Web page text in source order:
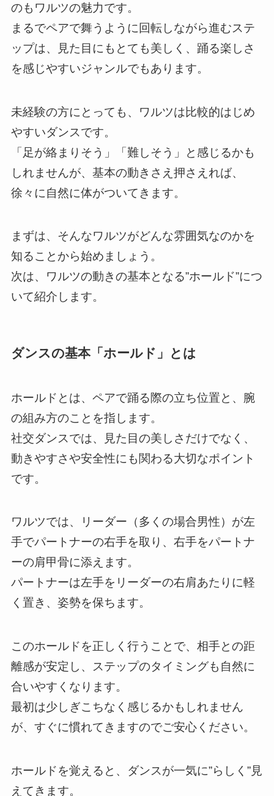
のもワルツの魅力です。
まるでペアで舞うように回転しながら進むステ
ップは、見た目にもとても美しく、踊る楽しさ
を感じやすいジャンルでもあります。
未経験の方にとっても、ワルツは比較的はじめ
やすいダンスです。
「足が絡まりそう」「難しそう」と感じるかも
しれませんが、基本の動きさえ押さえれば、
徐々に自然に体がついてきます。
まずは、そんなワルツがどんな雰囲気なのかを
知ることから始めましょう。
次は、ワルツの動きの基本となる”ホールド”につ
いて紹介します。
ダンスの基本「ホールド」とは
ホールドとは、ペアで踊る際の立ち位置と、腕
の組み方のことを指します。
社交ダンスでは、見た目の美しさだけでなく、
動きやすさや安全性にも関わる大切なポイント
です。
ワルツでは、リーダー（多くの場合男性）が左
手でパートナーの右手を取り、右手をパートナ
ーの肩甲骨に添えます。
パートナーは左手をリーダーの右肩あたりに軽
く置き、姿勢を保ちます。
このホールドを正しく行うことで、相手との距
離感が安定し、ステップのタイミングも自然に
合いやすくなります。
最初は少しぎこちなく感じるかもしれません
が、すぐに慣れてきますのでご安心ください。
ホールドを覚えると、ダンスが一気に”らしく”見
えてきます。